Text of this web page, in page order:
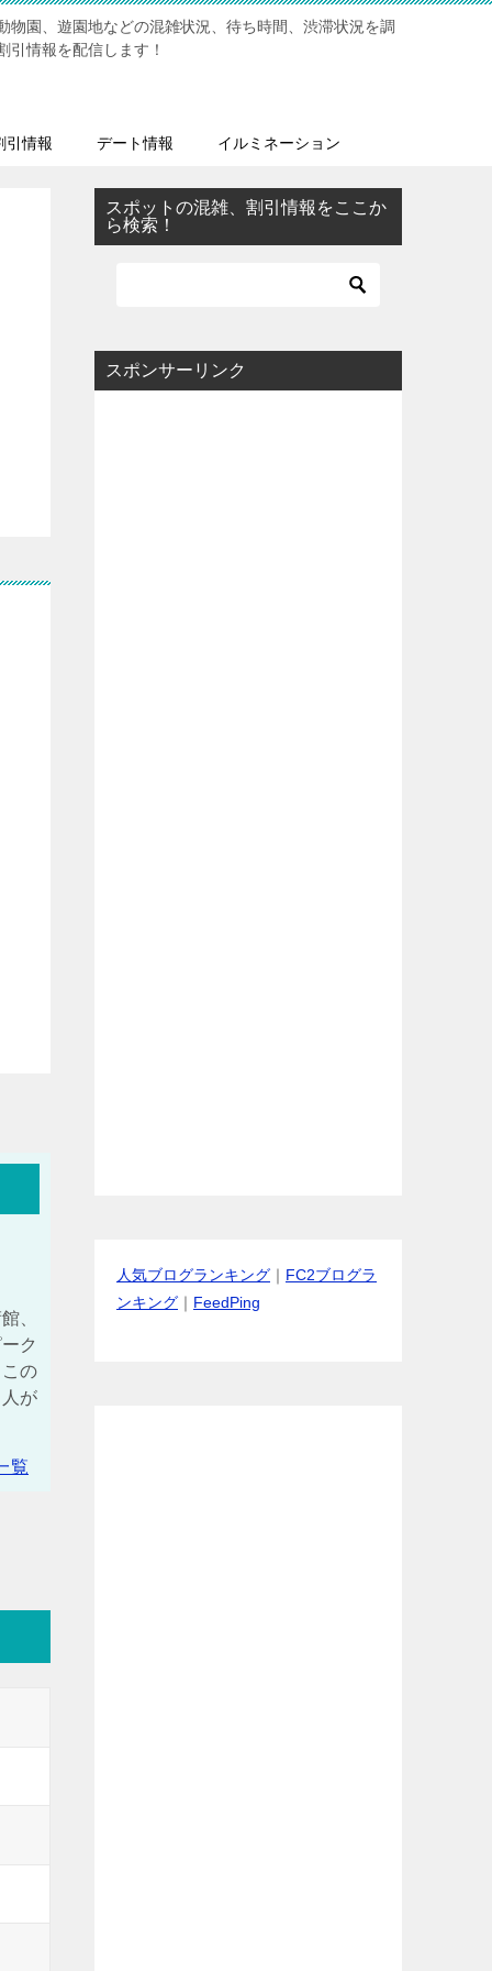
物園、遊園地などの混雑状況、待ち時間、渋滞状況を調
引情報を配信します！
引情報 デート情報 イルミネーション
、
ク
の
が
覧
スポットの混雑、割引情報をここか
ら検索！
スポンサーリンク
人気ブログランキング ｜ FC2ブログラ
ンキング ｜ FeedPing